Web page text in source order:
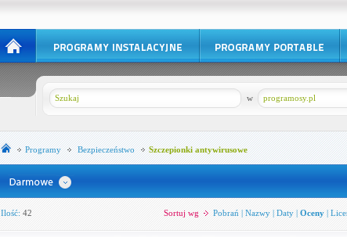
programosy.pl
w
Programy Bezpieczeństwo Szczepionki antywirusowe
Ilość: 42 Sortuj wg Pobrań | Nazwy| Daty| Oceny|